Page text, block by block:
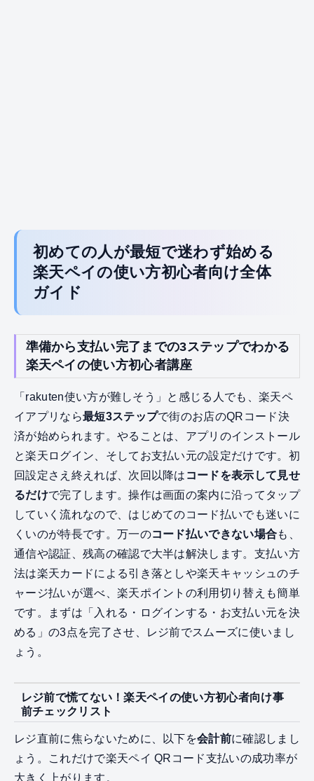
初めての人が最短で迷わず始める
楽天ペイの使い方初心者向け全体
ガイド
準備から支払い完了までの3ステップでわかる
楽天ペイの使い方初心者講座
「rakuten使い方が難しそう」と感じる人でも、楽天ペ
イアプリなら最短3ステップで街のお店のQRコード決
済が始められます。やることは、アプリのインストール
と楽天ログイン、そしてお支払い元の設定だけです。初
回設定さえ終えれば、次回以降は コードを表示して見せ
るだけで完了します。操作は画面の案内に沿ってタップ
していく流れなので、はじめてのコード払いでも迷いに
くいのが特長です。万一のコード払いできない場合も、
通信や認証、残高の確認で大半は解決します。支払い方
法は楽天カードによる引き落としや楽天キャッシュのチ
ャージ払いが選べ、楽天ポイントの利用切り替えも簡単
です。まずは「入れる・ログインする・お支払い元を決
める」の3点を完了させ、レジ前でスムーズに使いまし
ょう。
レジ前で慌てない！楽天ペイの使い方初心者向け事
前チェックリスト
レジ直前に焦らないために、以下を会計前に確認しまし
ょう。これだけで楽天ペイ QRコード支払いの成功率が
大きく上がります。